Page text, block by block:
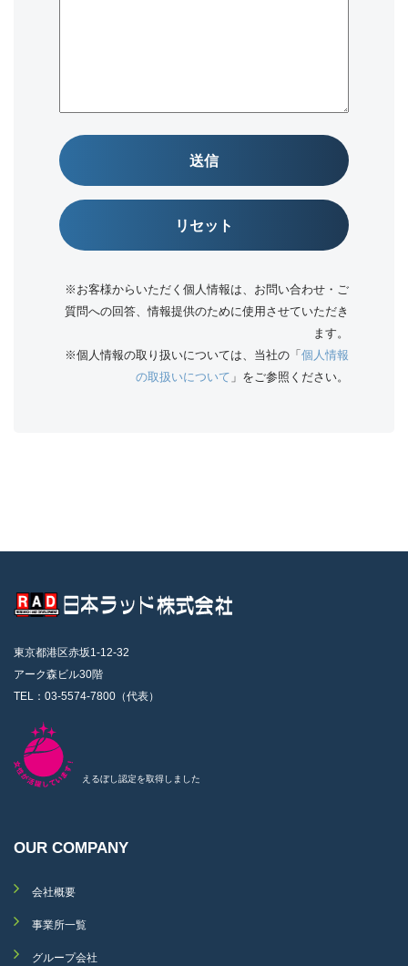
送信
リセット
※お客様からいただく個人情報は、お問い合わせ・ご
質問への回答、情報提供のために使用させていただき
ます。
※個人情報の取り扱いについては、当社の「 個人情報
の取扱いについて 」をご参照ください。
東京都港区赤坂1-12-32
アーク森ビル30階
TEL：03-5574-7800（代表）
えるぼし認定を取得しました
OUR COMPANY
会社概要
事業所一覧
グループ会社